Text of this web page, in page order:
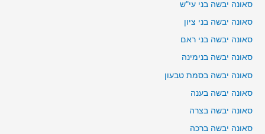
סאונה יבשה בני עי"ש
סאונה יבשה בני ציון
סאונה יבשה בני ראם
סאונה יבשה בנימינה
סאונה יבשה בסמת טבעון
סאונה יבשה בענה
סאונה יבשה בצרה
סאונה יבשה ברכה